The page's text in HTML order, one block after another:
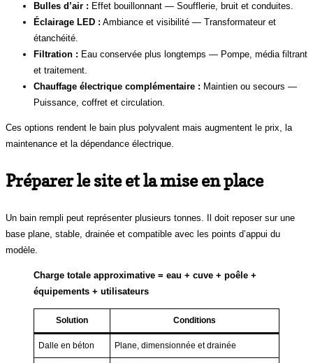
Bulles d’air : Effet bouillonnant — Soufflerie, bruit et conduites.
Éclairage LED : Ambiance et visibilité — Transformateur et
étanchéité.
Filtration : Eau conservée plus longtemps — Pompe, média filtrant
et traitement.
Chauffage électrique complémentaire : Maintien ou secours —
Puissance, coffret et circulation.
Ces options rendent le bain plus polyvalent mais augmentent le prix, la
maintenance et la dépendance électrique.
Préparer le site et la mise en place
Un bain rempli peut représenter plusieurs tonnes. Il doit reposer sur une
base plane, stable, drainée et compatible avec les points d’appui du
modèle.
Charge totale approximative = eau + cuve + poêle +
équipements + utilisateurs
Solution Conditions
Dalle en béton Plane, dimensionnée et drainée